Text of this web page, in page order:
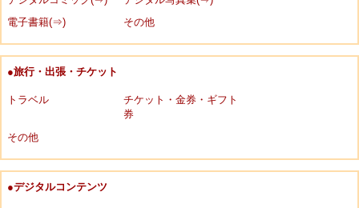
電子書籍(⇒)
その他
●旅行・出張・チケット
トラベル
チケット・金券・ギフト
券
その他
●デジタルコンテンツ